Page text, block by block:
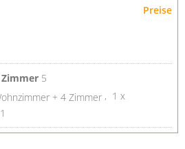
Preise
Zimmer 5
, 1 x